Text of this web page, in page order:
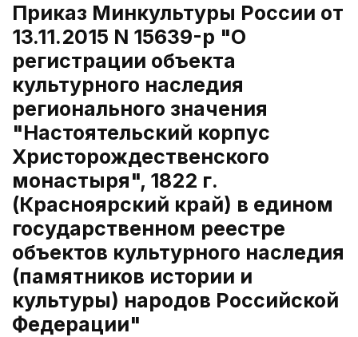
Приказ Минкультуры России от
13.11.2015 N 15639-р "О
регистрации объекта
культурного наследия
регионального значения
"Настоятельский корпус
Христорождественского
монастыря", 1822 г.
(Красноярский край) в едином
государственном реестре
объектов культурного наследия
(памятников истории и
культуры) народов Российской
Федерации"